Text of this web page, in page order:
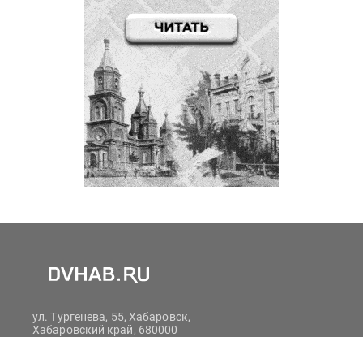
ул. Тургенева, 55, Хабаровск,
Хабаровский край, 680000